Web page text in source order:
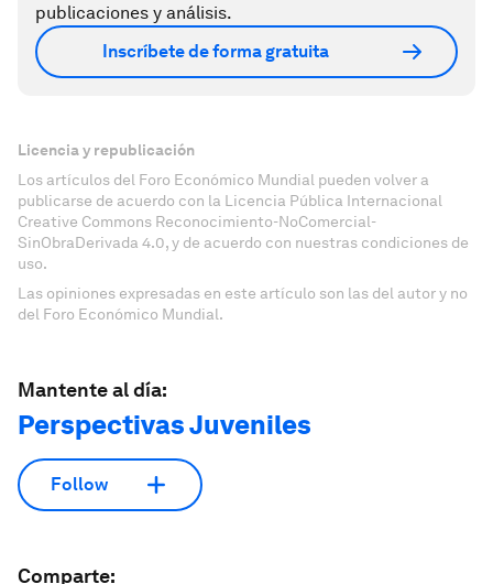
publicaciones y análisis.
Inscríbete de forma gratuita
Licencia y republicación
Los artículos del Foro Económico Mundial pueden volver a
publicarse de acuerdo con la Licencia Pública Internacional
Creative Commons Reconocimiento-NoComercial-
SinObraDerivada 4.0, y de acuerdo con nuestras condiciones de
uso.
Las opiniones expresadas en este artículo son las del autor y no
del Foro Económico Mundial.
Mantente al día:
Perspectivas Juveniles
Follow
Comparte: